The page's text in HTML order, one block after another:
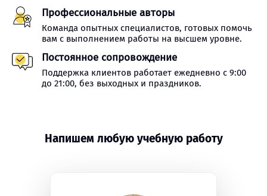
Профессиональные авторы
Команда опытных специалистов, готовых помочь
вам с выполнением работы на высшем уровне.
Постоянное сопровождение
Поддержка клиентов работает ежедневно с 9:00
до 21:00, без выходных и праздников.
Напишем любую учебную работу